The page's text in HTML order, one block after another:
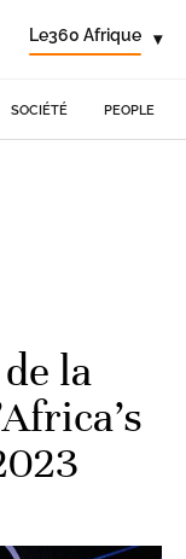
Le360 Afrique ▾
SOCIÉTÉ PEOPLE
la